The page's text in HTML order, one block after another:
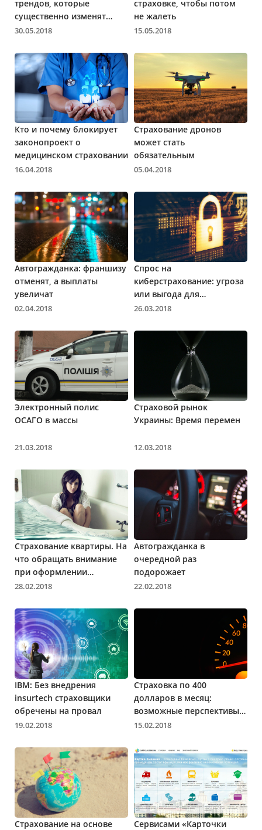
трендов, которые
существенно изменят
бизнес-процессы ОСАГО
30.05.2018
страховке, чтобы потом
не жалеть
15.05.2018
Кто и почему блокирует
законопроект о
медицинском страховании
16.04.2018
Страхование дронов
может стать
обязательным
05.04.2018
Автогражданка: франшизу
отменят, а выплаты
увеличат
02.04.2018
Спрос на
киберстрахование: угроза
или выгода для
страховщиков?
26.03.2018
Электронный полис
ОСАГО в массы
21.03.2018
Страховой рынок
Украины: Время перемен
12.03.2018
Страхование квартиры. На
что обращать внимание
при оформлении
страховки?
28.02.2018
Автогражданка в
очередной раз
подорожает
22.02.2018
IBM: Без внедрения
insurtech страховщики
обречены на провал
19.02.2018
Страховка по 400
долларов в месяц:
возможные перспективы
для украинских водителей
15.02.2018
Страхование на основе
Сервисами «Карточки